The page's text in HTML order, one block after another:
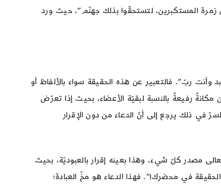
المستكبرين، لتستحقّوا بذلك جهنّم”، حيث ورد
وأنت ربّ”. فالتعبير عن هذه الحقيقة سواء بالألفاظ أو
مكانةً رفيعةً بالنسبة لبقيّة الأعضاء، بحيث إذا تعرّض
في ذلك يرجع إلى أنّ الدعاء من دون الإقرار
مصدر كلّ شيء، وهذا بعينه إقرار بالعبوديّة، بحيث
في محضرك!”. فهذا الدعاء هو مخّ العبادة؛